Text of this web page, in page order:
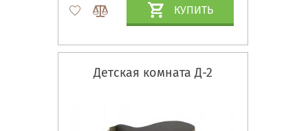
КУПИТЬ
Детская комната Д-2